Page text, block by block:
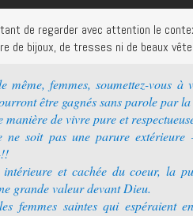
de regarder avec attention le
de bijoux, de tresses ni de beaux
même, femmes, soumettez-vous
être gagnés sans parole par
manière de vivre pure et
soit pas une parure extérieure
et cachée du coeur, la
grande valeur devant Dieu.
femmes saintes qui espéraient